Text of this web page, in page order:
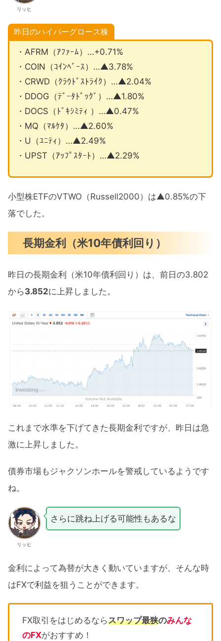
リッヒ
昨日のハイパーグロース株
・AFRM（ｱﾌｧｰﾑ）…+0.71%
・COIN（ｺｲﾝﾍﾞｰｽ）…▲3.78%
・CRWD（ｸﾗｳﾄﾞｽﾄﾗｲｸ）…▲2.04%
・DDOG（ﾃﾞｰﾀﾄﾞｯｸﾞ）…▲1.80%
・DOCS（ﾄﾞｷｼﾐﾃｨ ）…▲0.47%
・MQ（ﾏﾙｹﾀ）…▲2.60%
・U（ﾕﾆﾃｨ）…▲2.49%
・UPST（ｱｯﾌﾟｽﾀｰﾄ）…▲2.29%
小型株ETFのVTWO（Russell2000）は▲0.85%の下
落でした。
長期金利（米10年債利回り）
昨日の長期金利（米10年債利回り）は、前日の3.802
から3.852に上昇しました。
これまで水準を下げてきた長期金利ですが、昨日は急
激に上昇しました。
債券市場もジャクソンホールを警戒しているようです
ね。
リッヒ
さらに跳ね上げる可能性もあるな
金利によって為替が大きく動いていますが、そんな時
はFXで利益を狙うことができます。
FX取引をはじめるならスワップ最狭のみんな
のFXがおすすめ！